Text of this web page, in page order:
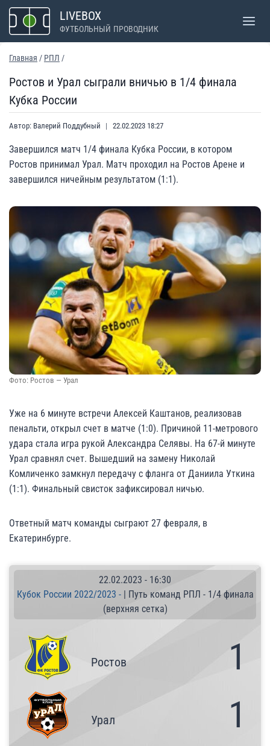
Перейти
содержимому
LIVEBOX
ФУТБОЛЬНЫЙ ПРОВОДНИК
Главная / РПЛ /
Ростов и Урал сыграли вничью в 1/4 финала
Кубка России
Автор: Валерий Поддубный 22.02.2023 18:27
Завершился матч 1/4 финала Кубка России, в котором
Ростов принимал Урал. Матч проходил на Ростов Арене и
завершился ничейным результатом (1:1).
Фото: Ростов — Урал
Уже на 6 минуте встречи Алексей Каштанов, реализовав
пенальти, открыл счет в матче (1:0). Причиной 11-метрового
удара стала игра рукой Александра Селявы. На 67-й минуте
Урал сравнял счет. Вышедший на замену Николай
Комличенко замкнул передачу с фланга от Даниила Уткина
(1:1). Финальный свисток зафиксировал ничью.
Ответный матч команды сыграют 27 февраля, в
Екатеринбурге.
22.02.2023 - 16:30
Кубок России 2022/2023 - | Путь команд РПЛ - 1/4 финала
(верхняя сетка)
Ростов 1
Урал 1